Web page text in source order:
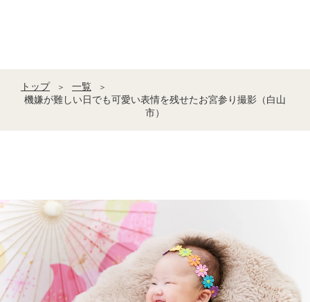
トップ ＞ 一覧 ＞
機嫌が難しい日でも可愛い表情を残せたお宮参り撮影（白山
市）